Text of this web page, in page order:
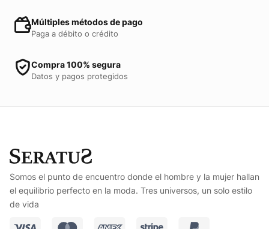
Múltiples métodos de pago
Paga a débito o crédito
Compra 100% segura
Datos y pagos protegidos
Somos el punto de encuentro donde el hombre y la mujer hallan
el equilibrio perfecto en la moda. Tres universos, un solo estilo
de vida